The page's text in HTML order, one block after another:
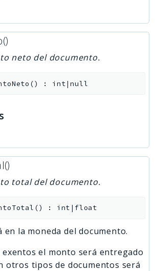
neto del documento.
() : int|null
total del documento.
() : int|float
en la moneda del documento.
exentos el monto será entregado
otros tipos de documentos será